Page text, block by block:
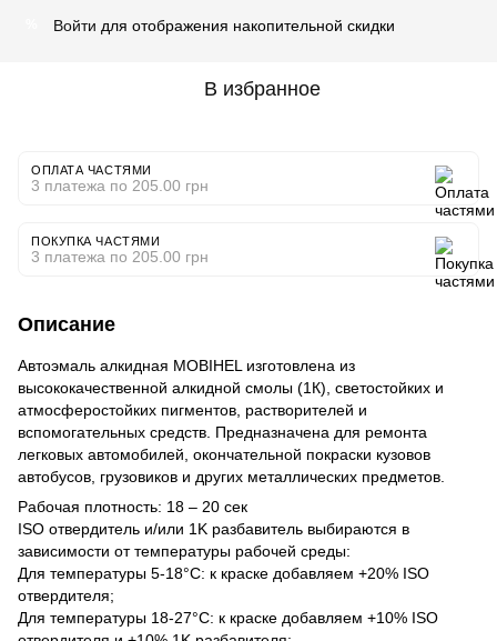
Войти для отображения накопительной скидки
В избранное
ОПЛАТА ЧАСТЯМИ
3 платежа по 205.00 грн
ПОКУПКА ЧАСТЯМИ
3 платежа по 205.00 грн
Описание
Автоэмаль алкидная MOBIHEL изготовлена из
высококачественной алкидной смолы (1К), светостойких и
атмосферостойких пигментов, растворителей и
вспомогательных средств. Предназначена для ремонта
легковых автомобилей, окончательной покраски кузовов
автобусов, грузовиков и других металлических предметов.
Рабочая плотность: 18 – 20 сек
ISO отвердитель и/или 1K разбавитель выбираются в
зависимости от температуры рабочей среды:
Для температуры 5-18°C: к краске добавляем +20% ISO
отвердителя;
Для температуры 18-27°C: к краске добавляем +10% ISO